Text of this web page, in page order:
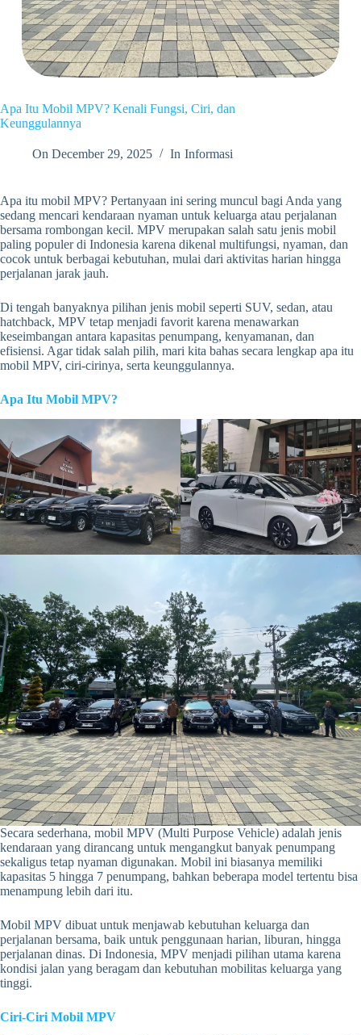
Apa Itu Mobil MPV? Kenali Fungsi, Ciri, dan
Keunggulannya
On December 29, 2025 In Informasi
Apa itu mobil MPV? Pertanyaan ini sering muncul bagi Anda yang
sedang mencari kendaraan nyaman untuk keluarga atau perjalanan
bersama rombongan kecil. MPV merupakan salah satu jenis mobil
paling populer di Indonesia karena dikenal multifungsi, nyaman, dan
cocok untuk berbagai kebutuhan, mulai dari aktivitas harian hingga
perjalanan jarak jauh.
Di tengah banyaknya pilihan jenis mobil seperti SUV, sedan, atau
hatchback, MPV tetap menjadi favorit karena menawarkan
keseimbangan antara kapasitas penumpang, kenyamanan, dan
efisiensi. Agar tidak salah pilih, mari kita bahas secara lengkap apa itu
mobil MPV, ciri-cirinya, serta keunggulannya.
Apa Itu Mobil MPV?
Secara sederhana, mobil MPV (Multi Purpose Vehicle) adalah jenis
kendaraan yang dirancang untuk mengangkut banyak penumpang
sekaligus tetap nyaman digunakan. Mobil ini biasanya memiliki
kapasitas 5 hingga 7 penumpang, bahkan beberapa model tertentu bisa
menampung lebih dari itu.
Mobil MPV dibuat untuk menjawab kebutuhan keluarga dan
perjalanan bersama, baik untuk penggunaan harian, liburan, hingga
perjalanan dinas. Di Indonesia, MPV menjadi pilihan utama karena
kondisi jalan yang beragam dan kebutuhan mobilitas keluarga yang
tinggi.
Ciri-Ciri Mobil MPV